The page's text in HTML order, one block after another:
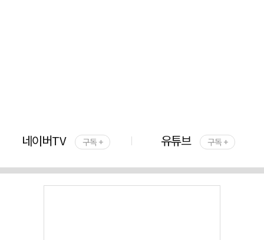
네이버TV 구독 + 유튜브 구독 +